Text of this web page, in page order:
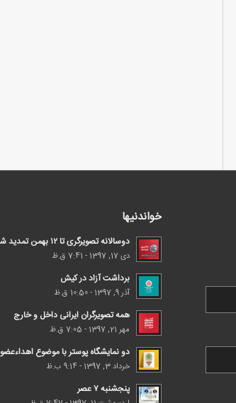
خواندنیها
دوسالانه تصویرگری تا ۱۲ بهمن تمدید شد
دی 17, 1397 - 7:41 ق.ظ
برداشت آزاد در کیش
آذر 9, 1397 - 10:50 ق.ظ
همه تصویرگران ایرانی داخل و خارج
مهر 21, 1397 - 7:05 ق.ظ
دو نمایشگاه پوستر با موضوع
خرداد 3, 1397 - 9:14 ب.ظ
پنجشنبه ۷ عصر